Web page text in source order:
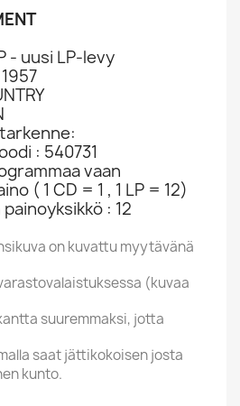
- uusi LP-levy
: 540731
vaan
( 1 CD = 1 , 1 LP = 12)
: 12
on kuvattu myytävänä
(kuvaa
suuremmaksi, jotta
saat jättikokoisen josta
kunto.